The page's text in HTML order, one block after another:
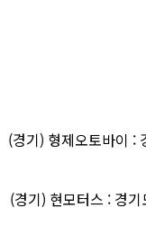
(경기) 형제오토바이 :
(경기) 현모터스 : 경